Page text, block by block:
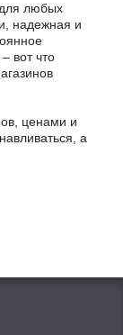
любых
надежная и
вот что
ценами и
а